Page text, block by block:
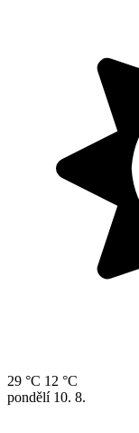
29 °C 12 °C
pondělí 10. 8.